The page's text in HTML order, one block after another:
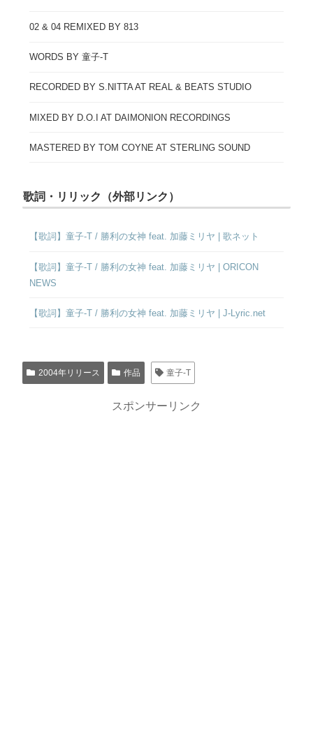
02 & 04 REMIXED BY 813
WORDS BY 童子-T
RECORDED BY S.NITTA AT REAL & BEATS STUDIO
MIXED BY D.O.I AT DAIMONION RECORDINGS
MASTERED BY TOM COYNE AT STERLING SOUND
歌詞・リリック（外部リンク）
【歌詞】童子-T / 勝利の女神 feat. 加藤ミリヤ | 歌ネット
【歌詞】童子-T / 勝利の女神 feat. 加藤ミリヤ | ORICON
NEWS
【歌詞】童子-T / 勝利の女神 feat. 加藤ミリヤ | J-Lyric.net
2004年リリース 作品 童子-T
スポンサーリンク